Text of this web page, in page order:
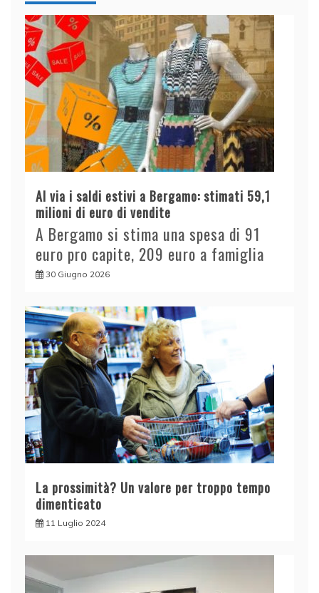
Al via i saldi estivi a Bergamo: stimati 59,1
milioni di euro di vendite
A Bergamo si stima una spesa di 91
euro pro capite, 209 euro a famiglia
30 Giugno 2026
La prossimità? Un valore per troppo tempo
dimenticato
11 Luglio 2024